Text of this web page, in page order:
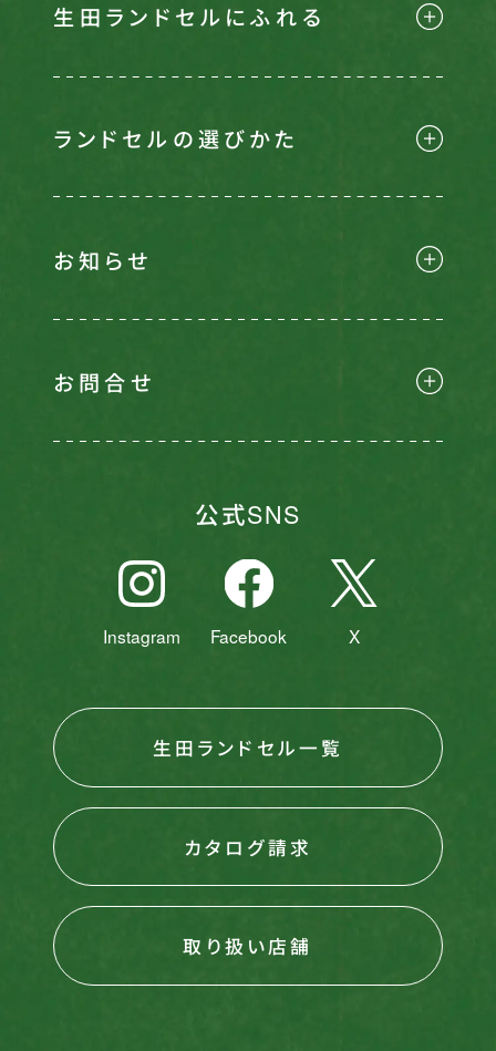
生田ランドセルにふれる
ランドセルの選びかた
お知らせ
お問合せ
公式SNS
Instagram Facebook X
生田ランドセル一覧
カタログ請求
取り扱い店舗